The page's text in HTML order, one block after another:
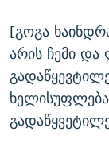
[გოგა
არის ჩემი და